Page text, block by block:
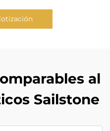
al
Sailstone